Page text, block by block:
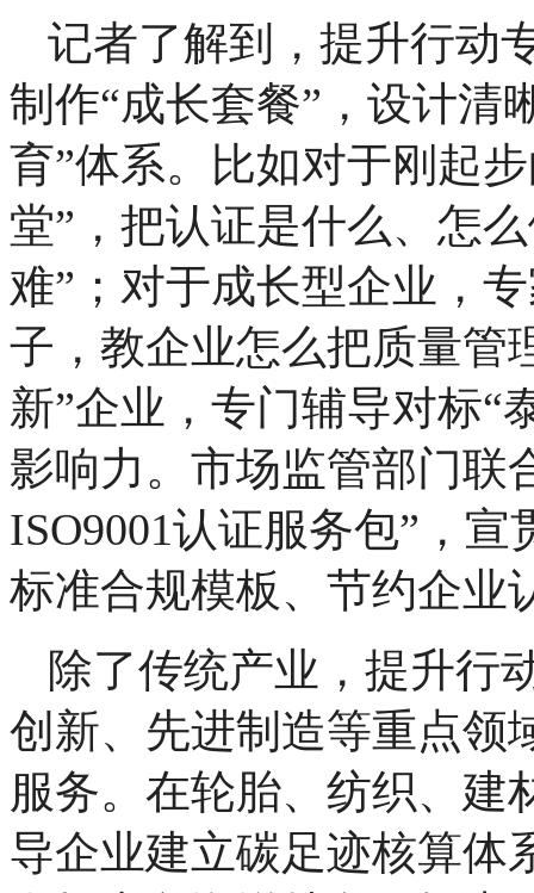
记者了解到，提升行动
制作“成长套餐”，设计清
育”体系。比如对于刚起
堂”，把认证是什么、怎
难”；对于成长型企业，
子，教企业怎么把质量管
新”企业，专门辅导对标“
影响力。市场监管部门联
ISO9001认证服务包”，
标准合规模板、节约企业
除了传统产业，提升行
创新、先进制造等重点领
服务。在轮胎、纺织、建
导企业建立碳足迹核算体